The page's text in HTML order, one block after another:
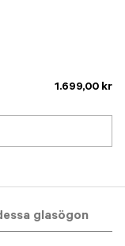
1.699,00 kr
glasögon